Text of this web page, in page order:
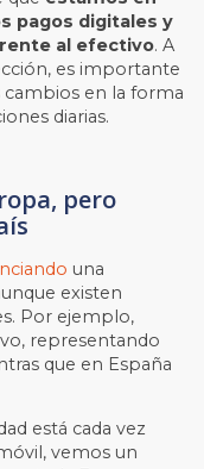
pagos digitales y
al efectivo. A
es importante
cambios en la forma
diarias.
pero
una
existen
Por ejemplo,
representando
que en España
está cada vez
vemos un